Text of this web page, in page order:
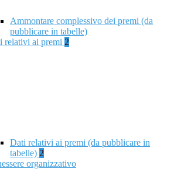
Ammontare complessivo dei premi (da
pubblicare in tabelle)
relativi ai premi 2
Dati relativi ai premi (da pubblicare in
tabelle) 2
organizzativo